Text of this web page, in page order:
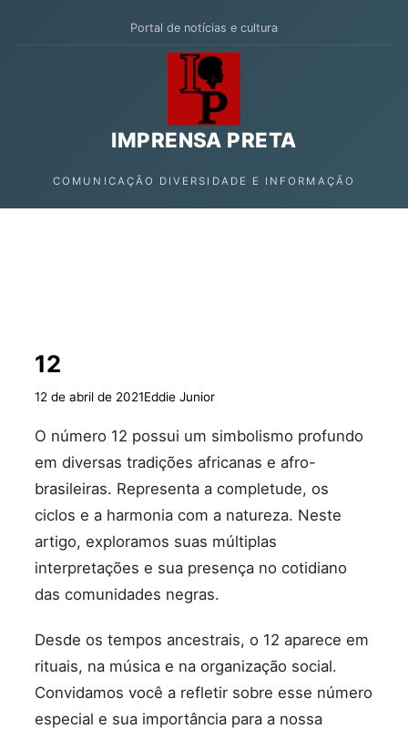
Portal de notícias e cultura
IMPRENSA PRETA
COMUNICAÇÃO DIVERSIDADE E INFORMAÇÃO
12
12 de abril de 2021Eddie Junior
O número 12 possui um simbolismo profundo
em diversas tradições africanas e afro-
brasileiras. Representa a completude, os
ciclos e a harmonia com a natureza. Neste
artigo, exploramos suas múltiplas
interpretações e sua presença no cotidiano
das comunidades negras.
Desde os tempos ancestrais, o 12 aparece em
rituais, na música e na organização social.
Convidamos você a refletir sobre esse número
especial e sua importância para a nossa